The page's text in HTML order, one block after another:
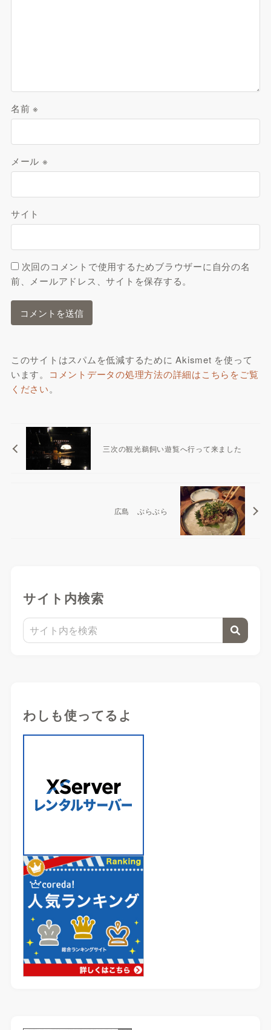
名前※
メール ※
サイト
次回のコメントで使用するためブラウザーに自分の名
前、メールアドレス、サイトを保存する。
このサイトはスパムを低減するために Akismet を使って
います。 コメントデータの処理方法の詳細はこちらをご覧
ください。
三次の観光鵜飼い遊覧へ行って来ました
広島 ぶらぶら
サイト内検索
わしも使ってるよ